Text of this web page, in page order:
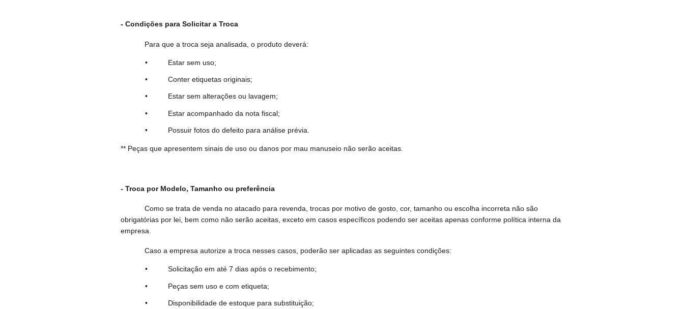
- Condições para Solicitar a Troca
Para que a troca seja analisada, o produto deverá:
• Estar sem uso;
• Conter etiquetas originais;
• Estar sem alterações ou lavagem;
• Estar acompanhado da nota fiscal;
• Possuir fotos do defeito para análise prévia.
** Peças que apresentem sinais de uso ou danos por mau manuseio não serão aceitas.
- Troca por Modelo, Tamanho ou preferência
Como se trata de venda no atacado para revenda, trocas por motivo de gosto, cor, tamanho ou escolha incorreta não são
obrigatórias por lei, bem como não serão aceitas, exceto em casos específicos podendo ser aceitas apenas conforme política interna da
empresa.
Caso a empresa autorize a troca nesses casos, poderão ser aplicadas as seguintes condições:
• Solicitação em até 7 dias após o recebimento;
• Peças sem uso e com etiqueta;
• Disponibilidade de estoque para substituição;